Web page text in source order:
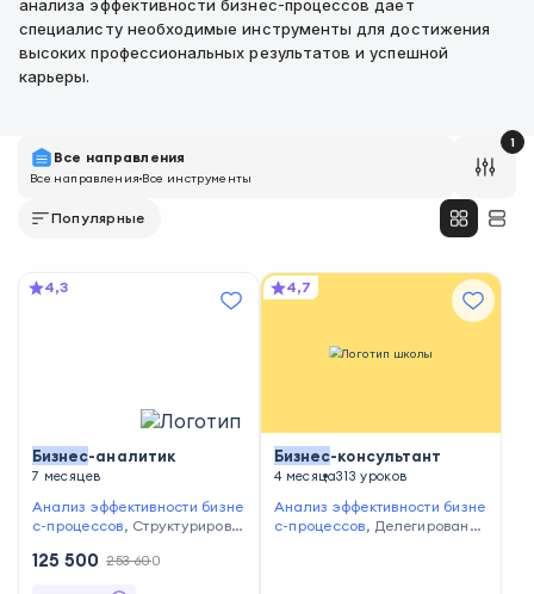
анализа эффективности бизнес-процессов дает
специалисту необходимые инструменты для достижения
высоких профессиональных результатов и успешной
карьеры.
Все направления
Все направленияВсе инструменты
1
Популярные
4,3
Бизнес-аналитик
7 месяцев
Анализ эффективности бизне
с-процессов, Структурирова
анирование,Работа с базам
125 500 253 600
4,7
Бизнес-консультант
4 месяца313 уроков
Анализ эффективности бизне
с-процессов, Делегирование